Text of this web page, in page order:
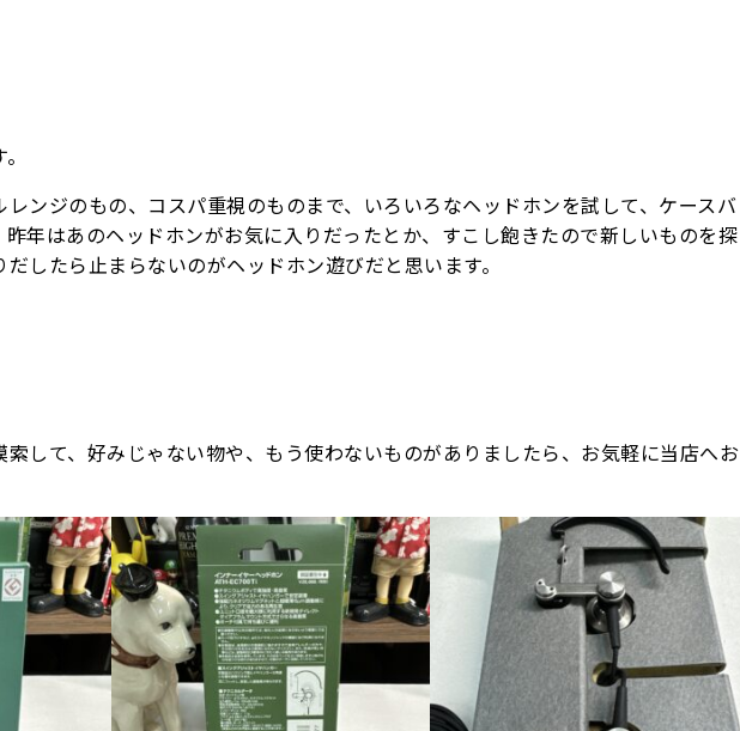
ンジのもの、コスパ重視のものまで、いろいろなヘッドホンを試して、ケースバ
年はあのヘッドホンがお気に入りだったとか、すこし飽きたので新しいものを探
したら止まらないのがヘッドホン遊びだと思います。
索して、好みじゃない物や、もう使わないものがありましたら、お気軽に当店へお